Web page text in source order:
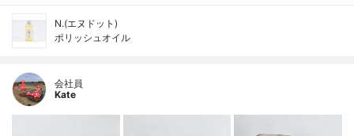
N.(エヌドット)
ポリッシュオイル
会社員
Kate